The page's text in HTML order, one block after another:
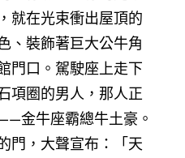
就在光束衝出屋頂的
、裝飾著巨大公牛角
門口。駕駛座上走下
項圈的男人，那人正
金牛座霸總牛土豪。
門，大聲宣布：「天